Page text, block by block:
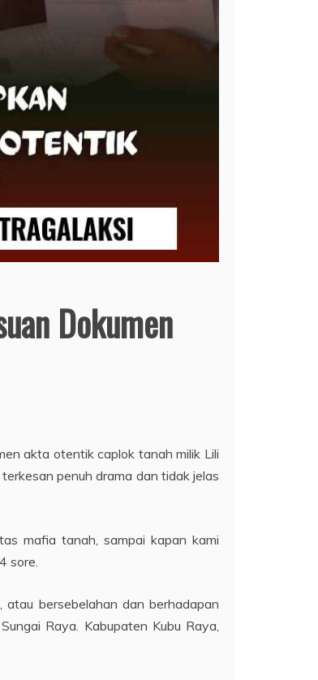
Dokumen
akta otentik caplok tanah milik Lili
penuh drama dan tidak jelas
mafia tanah, sampai kapan kami
sore.
bersebelahan dan berhadapan
Raya. Kabupaten Kubu Raya,